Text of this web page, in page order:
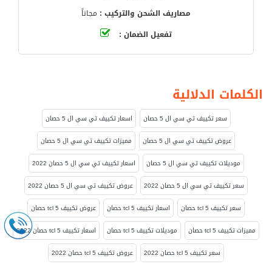
مصاريف الشحن والتركيب : مجاناً
تفعيل الضمان :
الكلمات الدلالية
سعر تكييف تي سي ال 5 حصان
اسعار تكييف تي سي ال 5 حصان
عروض تكييف تي سي ال 5 حصان
مميزات تكييف تي سي ال 5 حصان
موديلات تكييف تي سي ال 5 حصان
اسعار تكييف تي سي ال 5 حصان 2022
سعر تكييف تي سي ال 5 حصان 2022
عروض تكييف تي سي ال 5 حصان 2022
سعر تكييف tcl 5 حصان
اسعار تكييف tcl 5 حصان
عروض تكييف tcl 5 حصان
مميزات تكييف tcl 5 حصان
موديلات تكييف tcl 5 حصان
اسعار تكييف tcl 5 حصان 2022
سعر تكييف tcl 5 حصان 2022
عروض تكييف tcl 5 حصان 2022